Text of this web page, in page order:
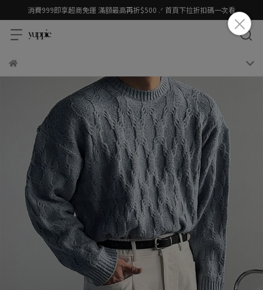
消費999即享超商免運 滿額最高再折$500 .ᐟ 首頁下拉折扣碼一次看